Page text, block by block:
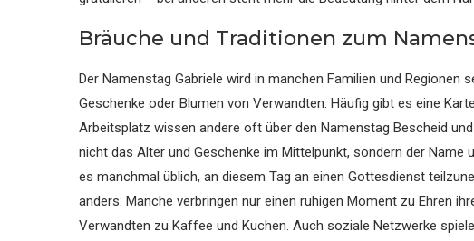
Bräuche und Traditionen zum
Der Namenstag Gabriele wird in manchen Familien und Regionen
Geschenke oder Blumen von Verwandten. Häufig gibt es eine
Arbeitsplatz wissen andere oft über den Namenstag Bescheid
nicht das Alter und Geschenke im Mittelpunkt, sondern der Name
es manchmal üblich, an diesem Tag an einen Gottesdienst
anders: Manche verbringen nur einen ruhigen Moment zu Ehren
Verwandten zu Kaffee und Kuchen. Auch soziale Netzwerke